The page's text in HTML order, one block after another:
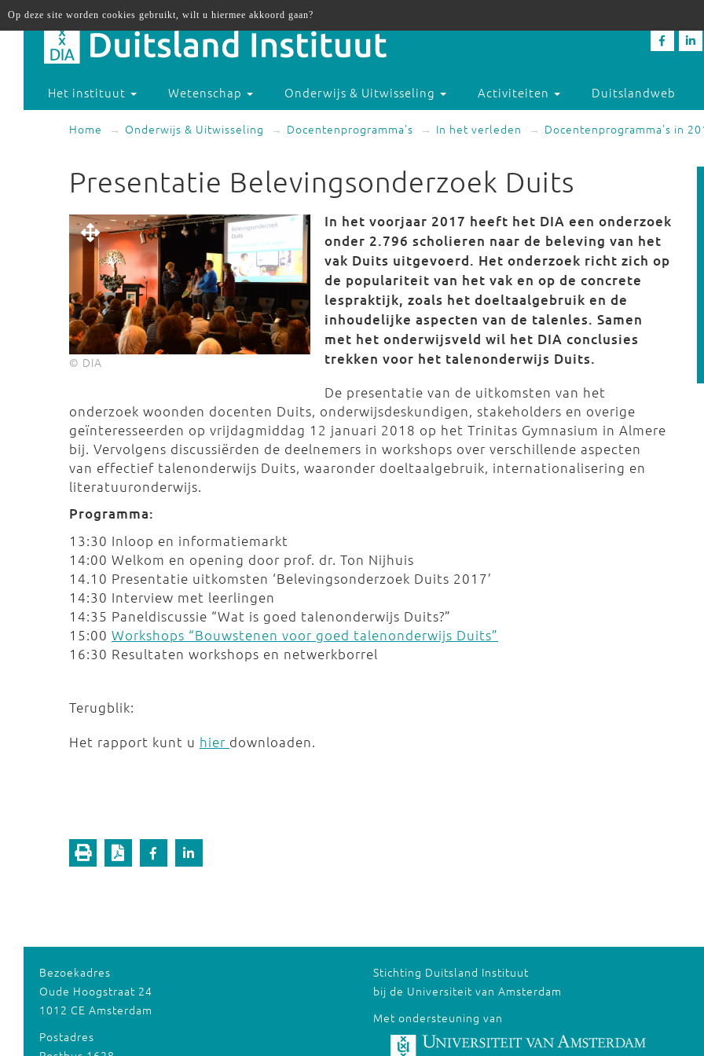
Het instituut Wetenschap Onderwijs & Uitwisseling Activiteiten Duitslandweb
Home Onderwijs & Uitwisseling Docentenprogramma's In het verleden Docentenprogramma's in
Presentatie Belevingsonderzoek Duits
© DIA
In het voorjaar 2017 heeft het DIA een onderzoek
onder 2.796 scholieren naar de beleving van het
vak Duits uitgevoerd. Het onderzoek richt zich op
de populariteit van het vak en op de concrete
lespraktijk, zoals het doeltaalgebruik en de
inhoudelijke aspecten van de talenles. Samen
met het onderwijsveld wil het DIA conclusies
trekken voor het talenonderwijs Duits.
De presentatie van de uitkomsten van het
onderzoek woonden docenten Duits, onderwijsdeskundigen, stakeholders en overige
geïnteresseerden op vrijdagmiddag 12 januari 2018 op het Trinitas Gymnasium in Almere
bij. Vervolgens discussiërden de deelnemers in workshops over verschillende aspecten
van effectief talenonderwijs Duits, waaronder doeltaalgebruik, internationalisering en
literatuuronderwijs.
Programma:
13:30 Inloop en informatiemarkt
14:00 Welkom en opening door prof. dr. Ton Nijhuis
14.10 Presentatie uitkomsten ‘Belevingsonderzoek Duits 2017’
14:30 Interview met leerlingen
14:35 Paneldiscussie “Wat is goed talenonderwijs Duits?”
15:00 Workshops “Bouwstenen voor goed talenonderwijs Duits”
16:30 Resultaten workshops en netwerkborrel
Terugblik:
Het rapport kunt u hier downloaden.
Bezoekadres
Oude Hoogstraat 24
1012 CE Amsterdam
Postadres
Stichting Duitsland Instituut
bij de Universiteit van Amsterdam
Met ondersteuning van
Op deze site worden cookies gebruikt, wilt u hiermee akkoord gaan?